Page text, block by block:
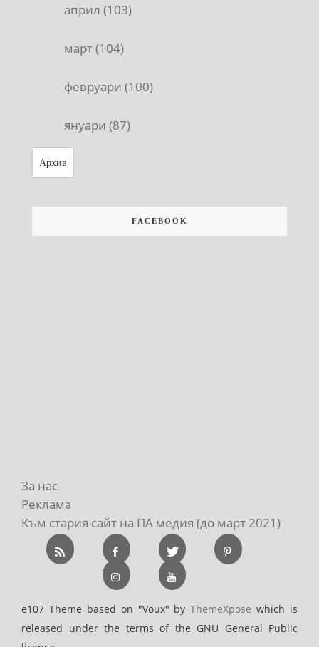
април (103)
март (104)
февруари (100)
януари (87)
Архив
FACEBOOK
За нас
Реклама
Към стария сайт на ПА медия (до март 2021)
e107 Theme based on "Voux" byThemeXpose which is
released under the terms of the GNU General Public